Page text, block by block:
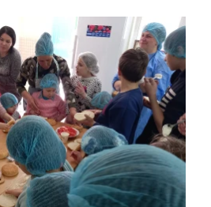
CO DĚLÁME?
NÁS!
smysluplně, neobejdeme se